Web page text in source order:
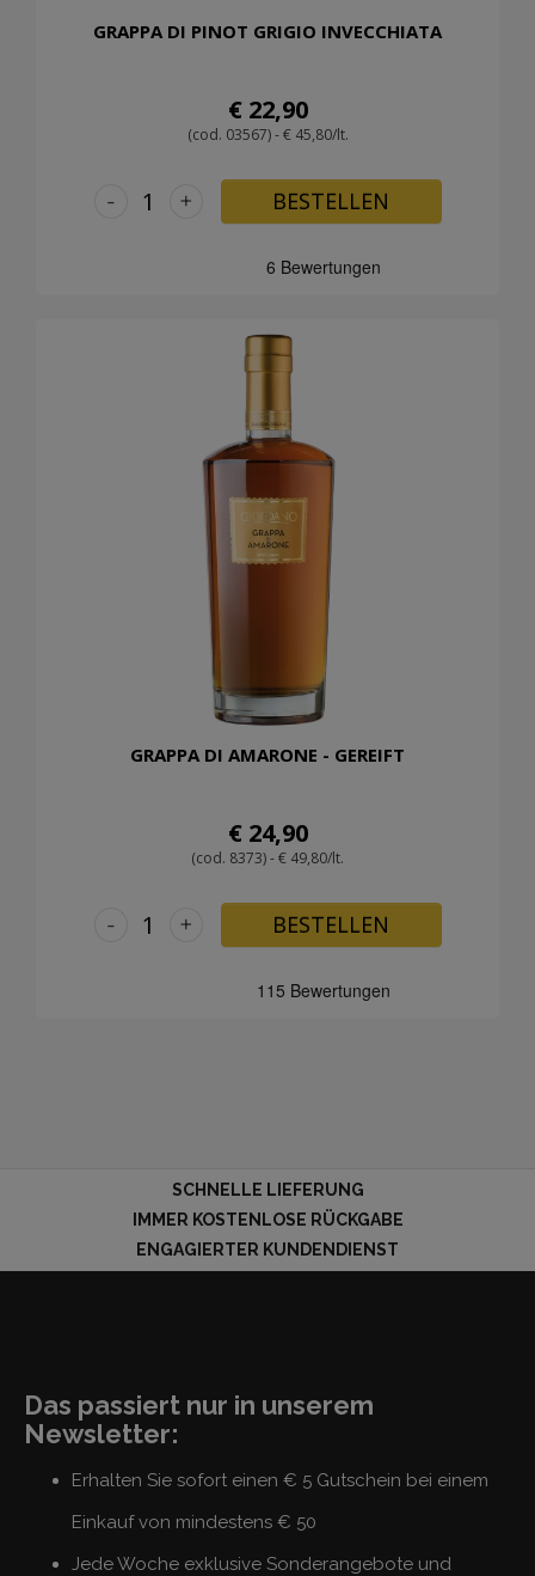
GRAPPA DI PINOT GRIGIO INVECCHIATA
€ 22,90
(cod. 03567) - € 45,80/lt.
+
- BESTELLEN
GRAPPA DI AMARONE - GEREIFT
€ 24,90
(cod. 8373) - € 49,80/lt.
+
- BESTELLEN
SCHNELLE LIEFERUNG
IMMER KOSTENLOSE RÜCKGABE
ENGAGIERTER KUNDENDIENST
Das passiert nur in unserem
Newsletter:
Erhalten Sie sofort einen € 5 Gutschein bei einem
Einkauf von mindestens € 50
Jede Woche exklusive Sonderangebote und